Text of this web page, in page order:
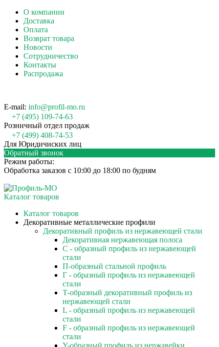
О компании
Доставка
Оплата
Возврат товара
Новости
Сотрудничество
Контакты
Распродажа
E-mail: info@profil-mo.ru
+7 (495) 109-74-63
Розничный отдел продаж
+7 (499) 408-74-53
Для Юридичиских лиц
Обратный звонок
Режим работы:
Обработка заказов с 10:00 до 18:00 по будням
Каталог товаров
Каталог товаров
Декоративные металлические профили
Декоративный профиль из нержавеющей стали
Декоративная нержавеющая полоса
С - образный профиль из нержавеющей
стали
П-образный стальной профиль
Г - образный профиль из нержавеющей
стали
Т-образный декоративный профиль из
нержавеющей стали
L - образный профиль из нержавеющей
стали
F - образный профиль из нержавеющей
стали
Y-образный профиль из нержавейки